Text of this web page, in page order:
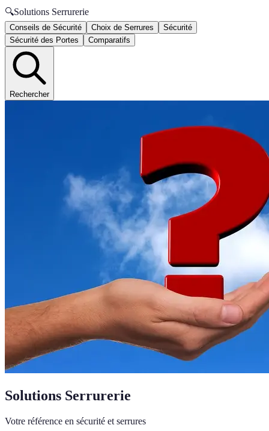
🔍Solutions Serrurerie
Conseils de Sécurité Choix de Serrures
Sécurité
Sécurité des Portes
Comparatifs
Rechercher
Solutions Serrurerie
Votre référence en sécurité et serrures